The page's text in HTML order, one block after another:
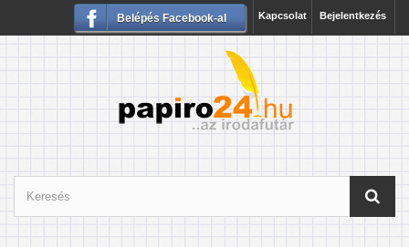
Bejelentkezés
Kapcsolat
Belépés Facebook-al